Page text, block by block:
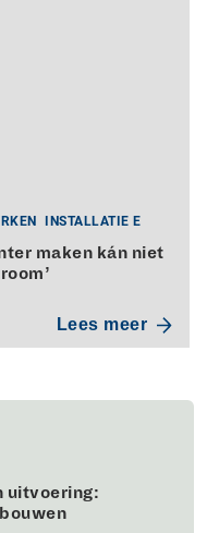
INSTALLATIE E
maken kán niet
Lees meer
uitvoering: